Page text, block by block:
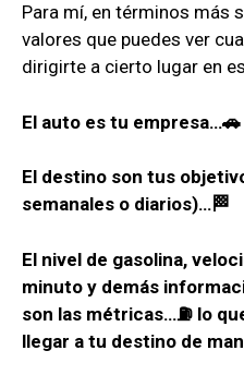
Para mí, en términos más
valores que puedes ver
dirigirte a cierto lugar en
El auto es tu empresa…🚗
El destino son tus
semanales o diarios)…🏁
El nivel de gasolina,
minuto y demás
son las métricas…⛽ lo
llegar a tu destino de